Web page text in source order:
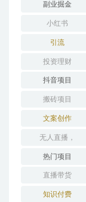
副业掘金
小红书
引流
投资理财
抖音项目
搬砖项目
文案创作
无人直播，
热门项目
直播带货
知识付费